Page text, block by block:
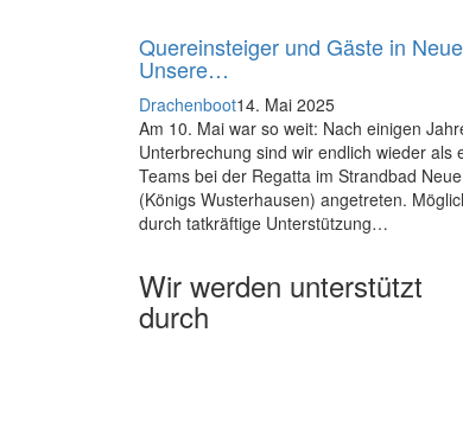
Quereinsteiger und Gäste in
Unsere…
Drachenboot14. Mai 2025
Am 10. Mai war so weit: Nach einigen
Unterbrechung sind wir endlich wieder als
Teams bei der Regatta im Strandbad
(Königs Wusterhausen) angetreten.
durch tatkräftige Unterstützung…
Wir werden unterstützt
durch